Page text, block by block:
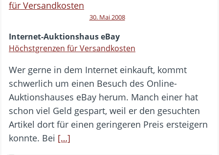
30. Mai 2008
Internet-Auktionshaus eBay
Höchstgrenzen für Versandkosten
Wer gerne in dem Internet einkauft, kommt
schwerlich um einen Besuch des Online-
Auktionshauses eBay herum. Manch einer hat
schon viel Geld gespart, weil er den gesuchten
Artikel dort für einen geringeren Preis ersteigern
konnte. Bei […]